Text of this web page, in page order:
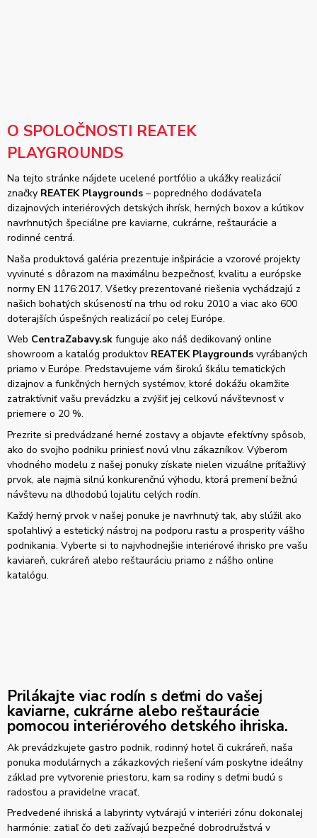
O SPOLOČNOSTI REATEK
PLAYGROUNDS
Na tejto stránke nájdete ucelené portfólio a ukážky realizácií
značky REATEK Playgrounds – popredného dodávateľa
dizajnových interiérových detských ihrísk, herných boxov a kútikov
navrhnutých špeciálne pre kaviarne, cukrárne, reštaurácie a
rodinné centrá.
Naša produktová galéria prezentuje inšpirácie a vzorové projekty
vyvinuté s dôrazom na maximálnu bezpečnosť, kvalitu a európske
normy EN 1176:2017. Všetky prezentované riešenia vychádzajú z
našich bohatých skúseností na trhu od roku 2010 a viac ako 600
doterajších úspešných realizácií po celej Európe.
Web CentraZabavy.sk funguje ako náš dedikovaný online
showroom a katalóg produktov REATEK Playgrounds vyrábaných
priamo v Európe. Predstavujeme vám širokú škálu tematických
dizajnov a funkčných herných systémov, ktoré dokážu okamžite
zatraktívniť vašu prevádzku a zvýšiť jej celkovú návštevnosť v
priemere o 20 %.
Prezrite si predvádzané herné zostavy a objavte efektívny spôsob,
ako do svojho podniku priniesť novú vlnu zákazníkov. Výberom
vhodného modelu z našej ponuky získate nielen vizuálne príťažlivý
prvok, ale najmä silnú konkurenčnú výhodu, ktorá premení bežnú
návštevu na dlhodobú lojalitu celých rodín.
Každý herný prvok v našej ponuke je navrhnutý tak, aby slúžil ako
spoľahlivý a estetický nástroj na podporu rastu a prosperity vášho
podnikania. Vyberte si to najvhodnejšie interiérové ihrisko pre vašu
kaviareň, cukráreň alebo reštauráciu priamo z nášho online
katalógu.
Prilákajte viac rodín s deťmi do vašej
kaviarne, cukrárne alebo reštaurácie
pomocou interiérového detského ihriska.
Ak prevádzkujete gastro podnik, rodinný hotel či cukráreň, naša
ponuka modulárnych a zákazkových riešení vám poskytne ideálny
základ pre vytvorenie priestoru, kam sa rodiny s deťmi budú s
radosťou a pravidelne vracať.
Predvedené ihriská a labyrinty vytvárajú v interiéri zónu dokonalej
harmónie: zatiaľ čo deti zažívajú bezpečné dobrodružstvá v